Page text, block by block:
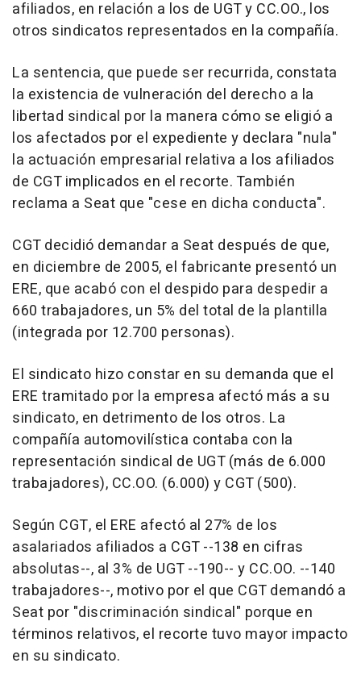
afiliados, en relación a los de UGT y CC.OO., los
otros sindicatos representados en la compañía.
La sentencia, que puede ser recurrida, constata
la existencia de vulneración del derecho a la
libertad sindical por la manera cómo se eligió a
los afectados por el expediente y declara "nula"
la actuación empresarial relativa a los afiliados
de CGT implicados en el recorte. También
reclama a Seat que "cese en dicha conducta".
CGT decidió demandar a Seat después de que,
en diciembre de 2005, el fabricante presentó un
ERE, que acabó con el despido para despedir a
660 trabajadores, un 5% del total de la plantilla
(integrada por 12.700 personas).
El sindicato hizo constar en su demanda que el
ERE tramitado por la empresa afectó más a su
sindicato, en detrimento de los otros. La
compañía automovilística contaba con la
representación sindical de UGT (más de 6.000
trabajadores), CC.OO. (6.000) y CGT (500).
Según CGT, el ERE afectó al 27% de los
asalariados afiliados a CGT --138 en cifras
absolutas--, al 3% de UGT --190-- y CC.OO. --140
trabajadores--, motivo por el que CGT demandó a
Seat por "discriminación sindical" porque en
términos relativos, el recorte tuvo mayor impacto
en su sindicato.